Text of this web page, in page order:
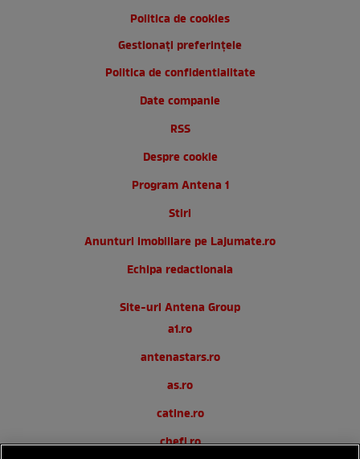
Politica de cookies
Gestionați preferințele
Politica de confidentialitate
Date companie
RSS
Despre cookie
Program Antena 1
Stiri
Anunturi imobiliare pe Lajumate.ro
Echipa redactionala
Site-uri Antena Group
a1.ro
antenastars.ro
as.ro
catine.ro
chefi.ro